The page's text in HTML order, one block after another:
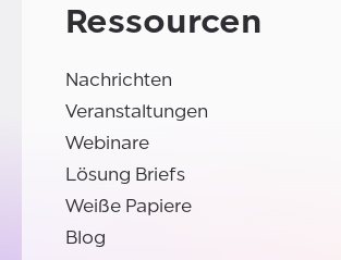
Ressourcen
Nachrichten
Veranstaltungen
Webinare
Lösung Briefs
Weiße Papiere
Blog